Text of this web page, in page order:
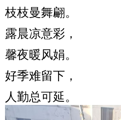
枝枝曼舞翩。
露晨凉意彩，
馨夜暖风娟。
好季难留下，
人勤总可延。